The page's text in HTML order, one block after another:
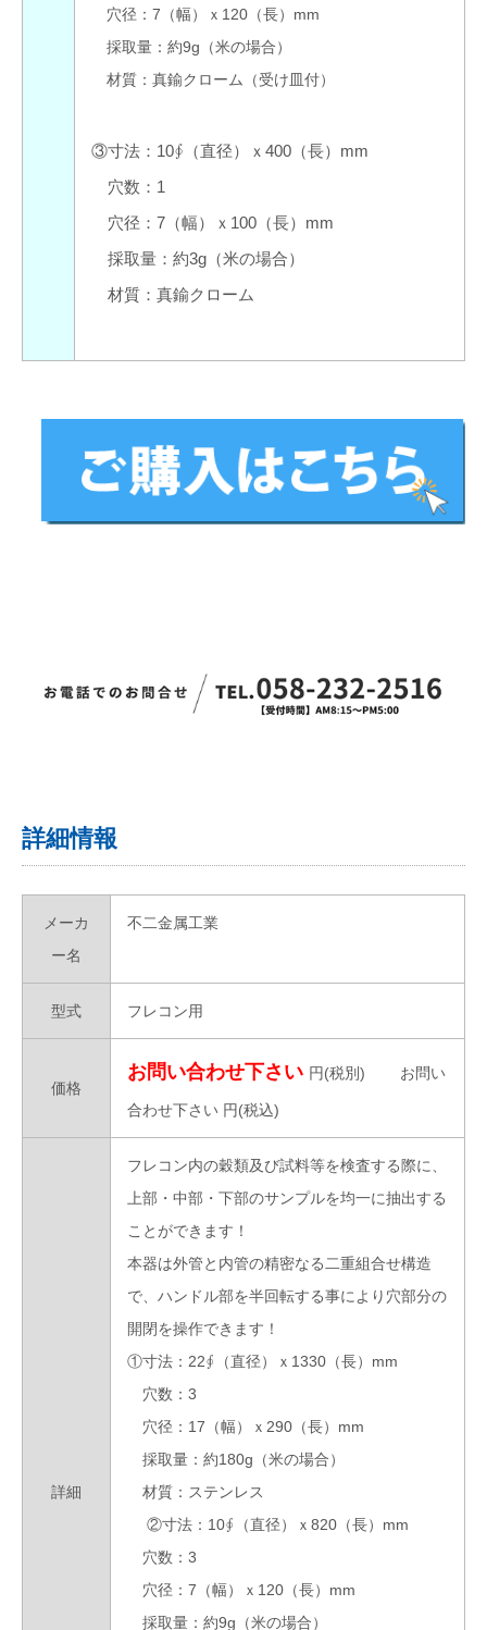
穴径：7（幅）ｘ120（長）mm
採取量：約9g（米の場合）
材質：真鍮クローム（受け皿付）
③寸法：10∮（直径）ｘ400（長）mm
穴数：1
穴径：7（幅）ｘ100（長）mm
採取量：約3g（米の場合）
材質：真鍮クローム
詳細情報
メーカ
ー名
不二金属工業
型式 フレコン用
価格
お問い合わせ下さい 円(税別) お問い
合わせ下さい 円(税込)
詳細
フレコン内の穀類及び試料等を検査する際に、
上部・中部・下部のサンプルを均一に抽出する
ことができます！
本器は外管と内管の精密なる二重組合せ構造
で、ハンドル部を半回転する事により穴部分の
開閉を操作できます！
①寸法：22∮（直径）ｘ1330（長）mm
穴数：3
穴径：17（幅）ｘ290（長）mm
採取量：約180g（米の場合）
材質：ステンレス
②寸法：10∮（直径）ｘ820（長）mm
穴数：3
穴径：7（幅）ｘ120（長）mm
採取量：約9g（米の場合）